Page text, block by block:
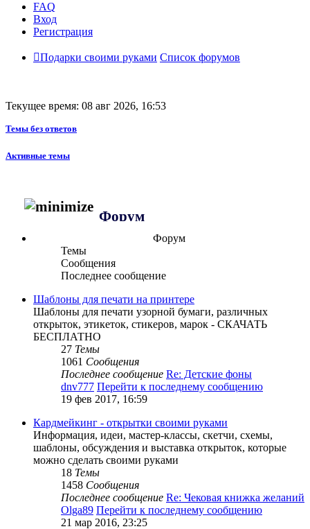
FAQ
Вход
Регистрация
Подарки своими руками Список форумов
Текущее время: 08 авг 2026, 16:53
Темы без ответов
Активные темы
Форум
Форум
Темы
Сообщения
Последнее сообщение
Шаблоны для печати на принтере
Шаблоны для печати узорной бумаги, различных
открыток, этикеток, стикеров, марок - СКАЧАТЬ
БЕСПЛАТНО
27 Темы
1061 Сообщения
Последнее сообщение Re: Детские фоны
dnv777 Перейти к последнему сообщению
19 фев 2017, 16:59
Кардмейкинг - открытки своими руками
Информация, идеи, мастер-классы, скетчи, схемы,
шаблоны, обсуждения и выставка открыток, которые
можно сделать своими руками
18 Темы
1458 Сообщения
Последнее сообщение Re: Чековая книжка желаний
Olga89 Перейти к последнему сообщению
21 мар 2016, 23:25